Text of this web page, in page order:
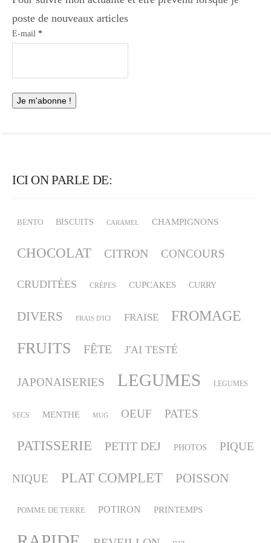
poste de nouveaux articles
E-mail *
ICI ON PARLE DE:
BENTO BISCUITS CARAMEL CHAMPIGNONS
CHOCOLAT CITRON CONCOURS
CRUDITÉES CRÈPES CUPCAKES CURRY
DIVERS FRAIS D'ICI FRAISE FROMAGE
FRUITS FÊTE J'AI TESTÉ
JAPONAISERIES LEGUMES LEGUMES
SECS MENTHE MUG OEUF PATES
PATISSERIE PETIT DEJ PHOTOS PIQUE
NIQUE PLAT COMPLET POISSON
POMME DE TERRE POTIRON PRINTEMPS